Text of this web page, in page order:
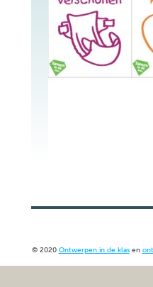
© 2020 Ontwerpen in de klasen